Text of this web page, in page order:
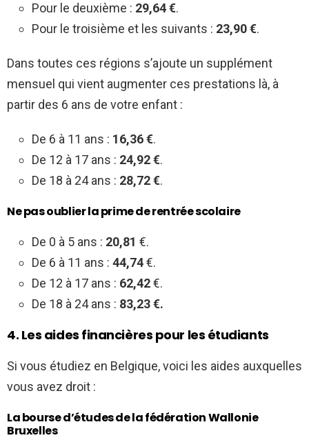
Pour le deuxième : 29,64 €.
Pour le troisième et les suivants : 23,90 €.
Dans toutes ces régions s’ajoute un supplément
mensuel qui vient augmenter ces prestations là, à
partir des 6 ans de votre enfant :
De 6 à 11 ans : 16,36 €.
De 12 à 17 ans : 24,92 €.
De 18 à 24 ans : 28,72 €.
Ne pas oublier la prime de rentrée scolaire
De 0 à 5 ans : 20,81 €.
De 6 à 11 ans : 44,74€.
De 12 à 17 ans : 62,42€.
De 18 à 24 ans : 83,23 €.
4. Les aides financières pour les étudiants
Si vous étudiez en Belgique, voici les aides auxquelles
vous avez droit :
La bourse d’études de la fédération Wallonie
Bruxelles